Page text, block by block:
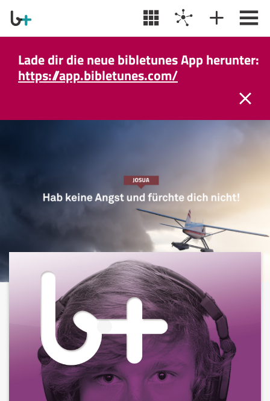
Lade dir die neue bibletunes App herunter:
https://app.bibletunes.com/